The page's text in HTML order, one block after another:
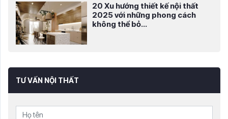
20 Xu hướng thiết kế nội thất
2025 với những phong cách
không thể bỏ...
TƯ VẤN NỘI THẤT